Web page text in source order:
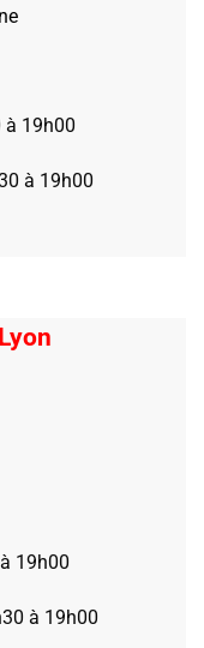
à 19h00
à 19h00
19h00
à 19h00